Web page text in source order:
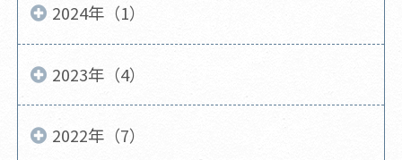
2024年（1）
2023年（4）
2022年（7）